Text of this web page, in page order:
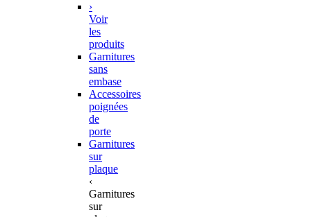
›
Voir
les
produits
Garnitures
sans
embase
Accessoires
poignées
de
porte
Garnitures
sur
plaque
‹
Garnitures
sur